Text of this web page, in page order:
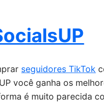
seguidores TikTok
você ganha os
é muito parecida